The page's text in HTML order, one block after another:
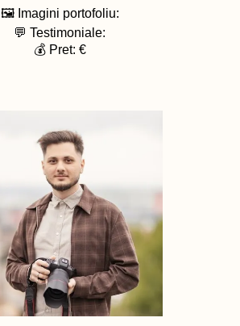
🖼️ Imagini portofoliu:
💬 Testimoniale:
💰 Pret: €